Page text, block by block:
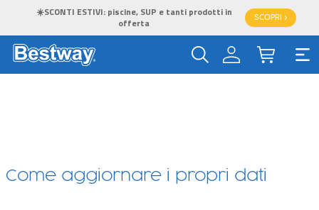
☀️SCONTI ESTIVI: piscine, SUP e tanti prodotti in
offerta
SCOPRI >
Come aggiornare i propri dati